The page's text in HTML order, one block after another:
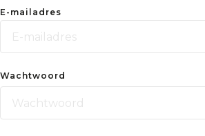
E-mailadres
Wachtwoord